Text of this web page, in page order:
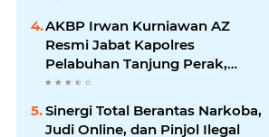
AKBP Irwan Kurniawan AZ
Resmi Jabat Kapolres
Pelabuhan Tanjung Perak,
Pimpinan Redaksi
HarianMataBerita.com
Sampaikan Ucapan Selamat
Sinergi Total Berantas Narkoba,
Judi Online, dan Pinjol Ilegal